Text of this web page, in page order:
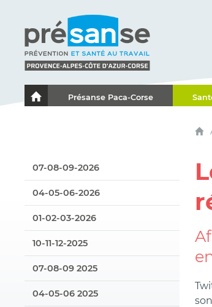
Le portail de l'Association des Services de
Présanse Paca-Corse
07-08-09-2026
04-05-06-2026
01-02-03-2026
10-11-12-2025
07-08-09 2025
04-05-06 2025